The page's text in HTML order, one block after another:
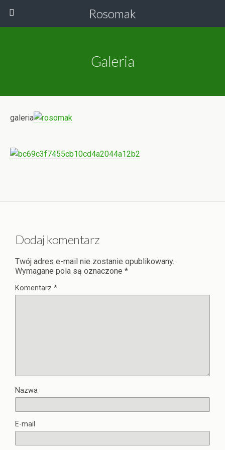
Rosomak
Galeria
galeria
Dodaj komentarz
Twój adres e-mail nie zostanie opublikowany.
Wymagane pola są oznaczone *
Komentarz *
Nazwa
E-mail